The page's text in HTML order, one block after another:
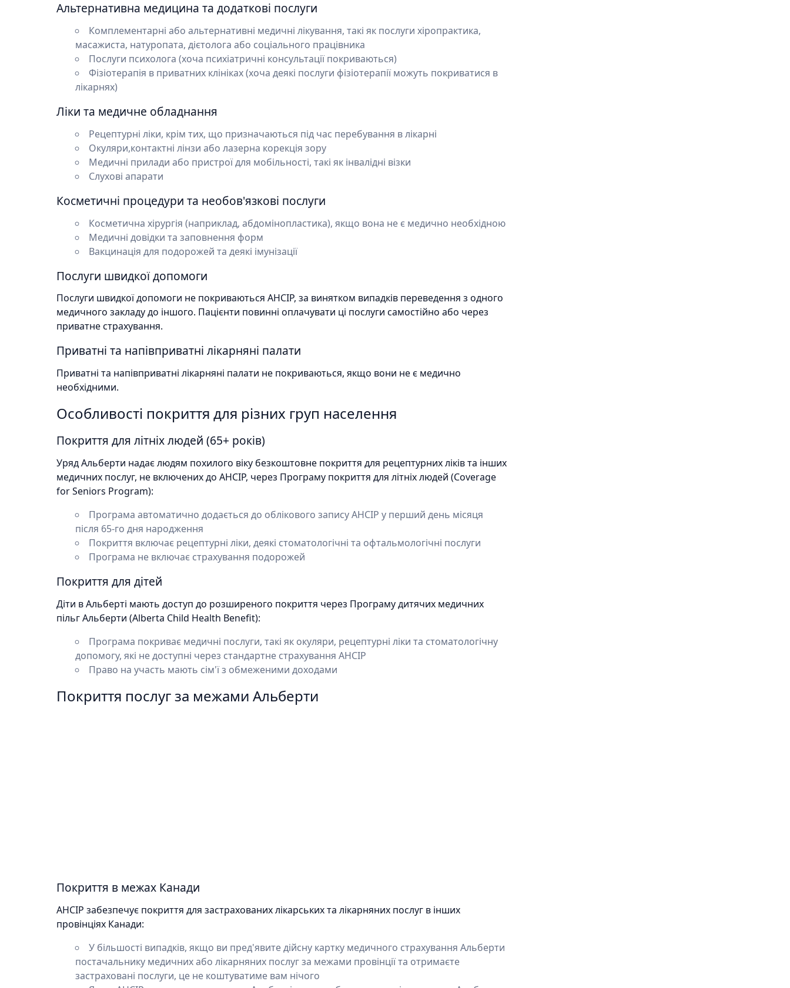
Альтернативна медицина та додаткові послуги
Комплементарні або альтернативні медичні лікування, такі як послуги хіропрактика,
масажиста, натуропата, дієтолога або соціального працівника
Послуги психолога (хоча психіатричні консультації покриваються)
Фізіотерапія в приватних клініках (хоча деякі послуги фізіотерапії можуть покриватися в
лікарнях)
Ліки та медичне обладнання
Рецептурні ліки, крім тих, що призначаються під час перебування в лікарні
Окуляри,контактні лінзи або лазерна корекція зору
Медичні прилади або пристрої для мобільності, такі як інвалідні візки
Слухові апарати
Косметичні процедури та необов'язкові послуги
Косметична хірургія (наприклад, абдомінопластика), якщо вона не є медично необхідною
Медичні довідки та заповнення форм
Вакцинація для подорожей та деякі імунізації
Послуги швидкої допомоги
Послуги швидкої допомоги не покриваються AHCIP, за винятком випадків переведення з одного
медичного закладу до іншого. Пацієнти повинні оплачувати ці послуги самостійно або через
приватне страхування.
Приватні та напівприватні лікарняні палати
Приватні та напівприватні лікарняні палати не покриваються, якщо вони не є медично
необхідними.
Особливості покриття для різних груп населення
Покриття для літніх людей (65+ років)
Уряд Альберти надає людям похилого віку безкоштовне покриття для рецептурних ліків та інших
медичних послуг, не включених до AHCIP, через Програму покриття для літніх людей (Coverage
for Seniors Program):
Програма автоматично додається до облікового запису AHCIP у перший день місяця
після 65-го дня народження
Покриття включає рецептурні ліки, деякі стоматологічні та офтальмологічні послуги
Програма не включає страхування подорожей
Покриття для дітей
Діти в Альберті мають доступ до розширеного покриття через Програму дитячих медичних
пільг Альберти (Alberta Child Health Benefit):
Програма покриває медичні послуги, такі як окуляри, рецептурні ліки та стоматологічну
допомогу, які не доступні через стандартне страхування AHCIP
Право на участь мають сім'ї з обмеженими доходами
Покриття послуг за межами Альберти
Покриття в межах Канади
AHCIP забезпечує покриття для застрахованих лікарських та лікарняних послуг в інших
провінціях Канади:
У більшості випадків, якщо ви пред'явите дійсну картку медичного страхування Альберти
постачальнику медичних або лікарняних послуг за межами провінції та отримаєте
застраховані послуги, це не коштуватиме вам нічого